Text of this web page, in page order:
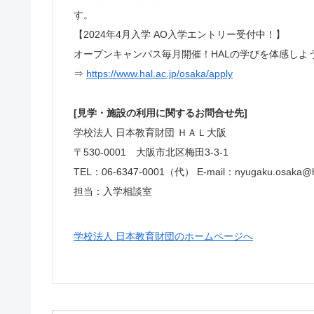
す。
【2024年4月入学 AO入学エントリー受付中！】
オープンキャンパス毎月開催！HALの学びを体感しよ
⇒ https://www.hal.ac.jp/osaka/apply
[見学・施設の利用に関するお問合せ先]
学校法人 日本教育財団 ＨＡＬ大阪
〒530-0001 大阪市北区梅田3-3-1
TEL：06-6347-0001（代） E-mail：
担当：入学相談室
学校法人 日本教育財団のホームページへ